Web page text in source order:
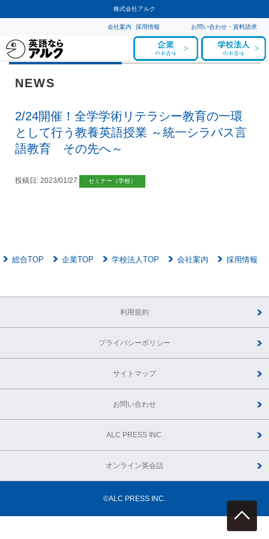
株式会社アルク
お問い合わせ・資料請求
採用情報
会社案内
NEWS
2/24開催！全学学術リテラシー教育の一環
として行う教養英語授業 ～統一シラバス言
語教育 その先へ～
投稿日: 2023/01/27 セミナー（学校）
総合TOP 企業TOP 学校法人TOP 会社案内 採用情報
利用規約
プライバシーポリシー
サイトマップ
お問い合わせ
ALC PRESS INC.
オンライン英会話
©ALC PRESS INC.